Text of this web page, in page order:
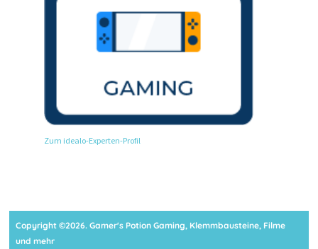
Zum idealo-Experten-Profil
Copyright ©2026. Gamer's Potion Gaming, Klemmbausteine, Filme
und mehr